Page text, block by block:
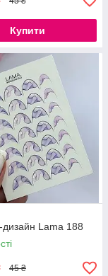
Купити
Lama 188
45 ₴